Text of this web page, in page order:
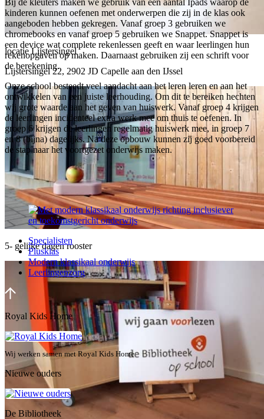
locatie Lijstersingel
Lijstersingel 22, 2902 JD Capelle aan den IJssel
5- gelijke dagen rooster
kinderen kunnen oefenen met onderwerpen die zij in de klas ook
aangeboden hebben gekregen. Vanaf groep 3 gebruiken we
chromebooks en vanaf groep 5 gebruiken we Snappet. Snappet is
een device wat complete rekenlessen geeft en waar leerlingen hun
rekenopgaven op maken. Daarnaast gebruiken zij een schrift voor
de berekening.
Onze school besteedt veel aandacht aan het leren leren en aan het
ontwikkelen van een juiste leerhouding. Om dit te bereiken hechten
wij grote waarde aan het geven van huiswerk. Vanaf groep 4 krijgen
de leerlingen incidenteel extra werk mee om thuis te oefenen. In
groep 6 krijgen de leerlingen regelmatig huiswerk mee, in groep 7
en 8 (bijna) dagelijks. Na deze opbouw kunnen zij goed voorbereid
de stap naar het voortgezet onderwijs maken.
Specialisten
Plusklas
Modern klassikaal onderwijs
Leerlingenzorg
Royal Kids Home
Wij werken samen met Royal Kids Home
Nieuwe ouders
De Bibliotheek